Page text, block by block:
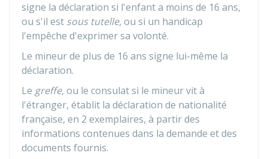
signe la déclaration si l'enfant a moins de 16 ans,
ou s'il est sous tutelle, ou si un handicap
l'empêche d'exprimer sa volonté.
Le mineur de plus de 16 ans signe lui-même la
déclaration.
Le greffe, ou le consulat si le mineur vit à
l'étranger, établit la déclaration de nationalité
française, en 2 exemplaires, à partir des
informations contenues dans la demande et des
documents fournis.